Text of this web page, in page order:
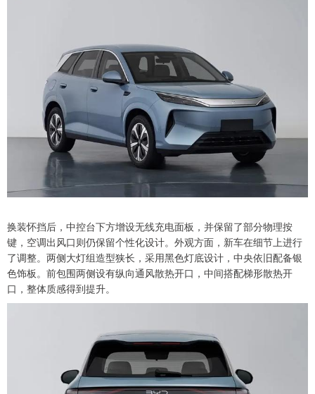
换装怀挡后，中控台下方增设无线充电面板，并保留了部分物理按
键，空调出风口则仍保留个性化设计。外观方面，新车在细节上进行
了调整。两侧大灯组造型狭长，采用黑色灯底设计，中央依旧配备银
色饰板。前包围两侧设有纵向通风散热开口，中间搭配梯形散热开
口，整体质感得到提升。